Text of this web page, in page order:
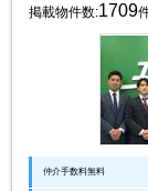
掲載物件数:1709
仲介手数料無料